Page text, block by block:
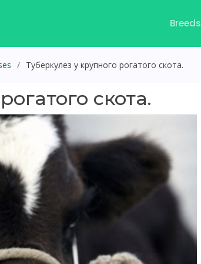
Breeds
Туберкулез у крупного рогатого скота.
скота.